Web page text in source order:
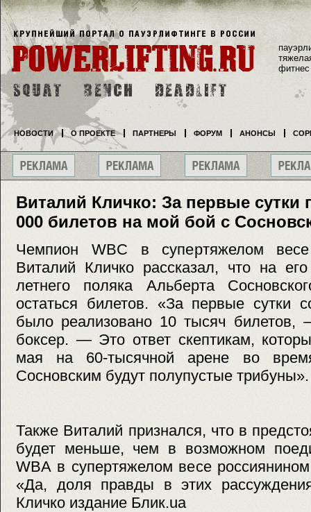
Виталий Кличко: За первые сутки
000 билетов на мой бой с
Чемпион WBC в супертяжелом весе
Виталий Кличко рассказал, что на
летнего поляка Альберта
остаться билетов. «За первые сутки
было реализовано 10 тысяч билетов,
боксер. — Это ответ скептикам,
мая на 60-тысячной арене во
Сосновским будут полупустые трибуны».
Также Виталий признался, что в
будет меньше, чем в возможном
WBA в супертяжелом весе
«Да, доля правды в этих
Кличко издание Блик.ua
фитнес
НОВОСТИ О ПРОЕКТЕ ПАРТНЕРЫ ФОРУМ АНОНСЫ